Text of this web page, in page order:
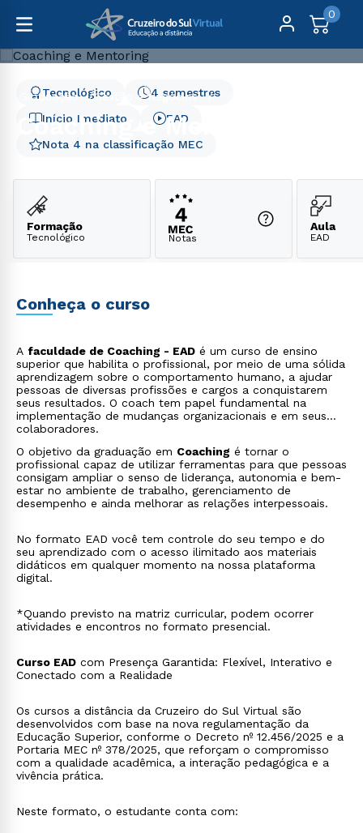
0
Graduação Gestão e Negócios Coaching e Mentoring
Coaching e Mentoring
Início Imediato
Nota 4 na classificação MEC
4 semestres
Tecnológico
EAD
Formação
Tecnológico Notas
Aula
EAD
Conheça o curso
A faculdade de Coaching - EAD é um curso de ensino
superior que habilita o profissional, por meio de uma sólida
aprendizagem sobre o comportamento humano, a ajudar
pessoas de diversas profissões e cargos a conquistarem
seus resultados. O coach tem papel fundamental na
implementação de mudanças organizacionais e em seus
colaboradores.
O objetivo da graduação em Coaching é tornar o
profissional capaz de utilizar ferramentas para que pessoas
consigam ampliar o senso de liderança, autonomia e bem-
estar no ambiente de trabalho, gerenciamento de
desempenho e ainda melhorar as relações interpessoais.
No formato EAD você tem controle do seu tempo e do
seu aprendizado com o acesso ilimitado aos materiais
didáticos em qualquer momento na nossa plataforma
digital.
*Quando previsto na matriz curricular, podem ocorrer
atividades e encontros no formato presencial.
Curso EAD com Presença Garantida: Flexível, Interativo e
Conectado com a Realidade
Os cursos a distância da Cruzeiro do Sul Virtual são
desenvolvidos com base na nova regulamentação da
Educação Superior, conforme o Decreto nº 12.456/2025 e a
Portaria MEC nº 378/2025, que reforçam o compromisso
com a qualidade acadêmica, a interação pedagógica e a
vivência prática.
Neste formato, o estudante conta com: